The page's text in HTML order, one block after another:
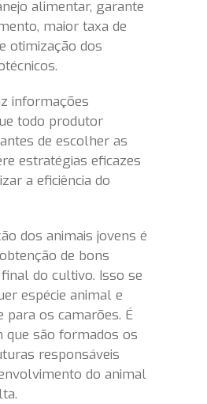
alimentar, garante
maior taxa de
otimização dos
informações
todo produtor
de escolher as
estratégias eficazes
a eficiência do
dos animais jovens é
de bons
do cultivo. Isso se
espécie animal e
para os camarões. É
que são formados os
responsáveis
do animal